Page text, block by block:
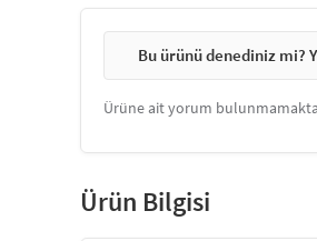
Bu ürünü denediniz mi?
Ürüne ait yorum
Ürün Bilgisi